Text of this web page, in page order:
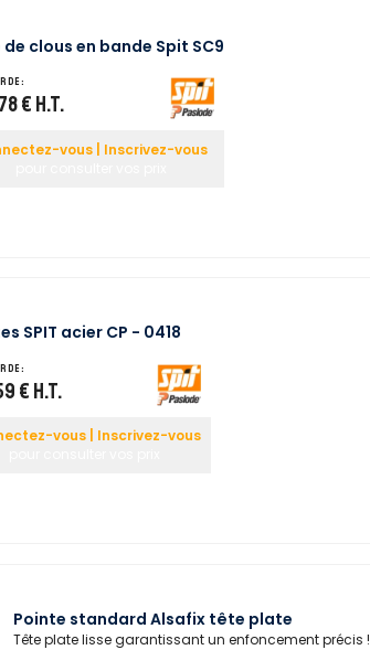
clous en bande Spit SC9
de :
€H.T.
vous | Inscrivez-vous
SPIT acier CP - 0418
de :
€H.T.
vous | Inscrivez-vous
Pointe standard Alsafix tête plate
Tête plate lisse garantissant un enfoncement précis !